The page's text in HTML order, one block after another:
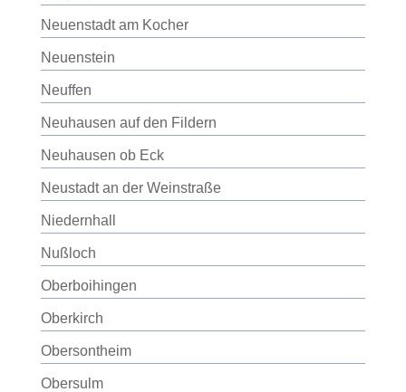
Neuenstadt am Kocher
Neuenstein
Neuffen
Neuhausen auf den Fildern
Neuhausen ob Eck
Neustadt an der Weinstraße
Niedernhall
Nußloch
Oberboihingen
Oberkirch
Obersontheim
Obersulm